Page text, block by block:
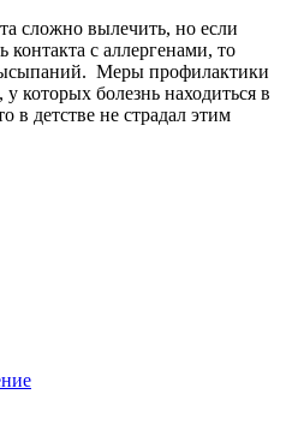
сложно вылечить, но если
контакта с аллергенами, то
Меры профилактики
которых болезнь находиться в
в детстве не страдал этим